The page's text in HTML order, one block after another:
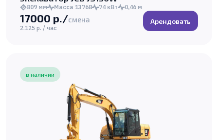
809 мм Масса 13768 74 кВт 0,46 м
17000 р./смена
2.125 р. / час
Арендовать
в наличии